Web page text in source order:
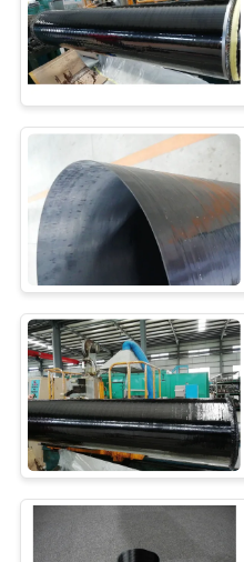
покров
углерода
Волокно
углерода